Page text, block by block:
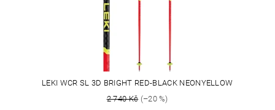
LEKI WCR SL 3D BRIGHT RED-BLACK NEONYELLOW
2 740 Kč(–20 %)